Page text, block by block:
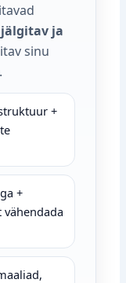
ja
sinu
+
+
vähendada